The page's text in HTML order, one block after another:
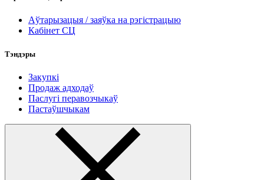
Аўтарызацыя / заяўка на рэгістрацыю
Кабінет СЦ
Тэндэры
Закупкі
Продаж адходаў
Паслугі перавозчыкаў
Пастаўшчыкам